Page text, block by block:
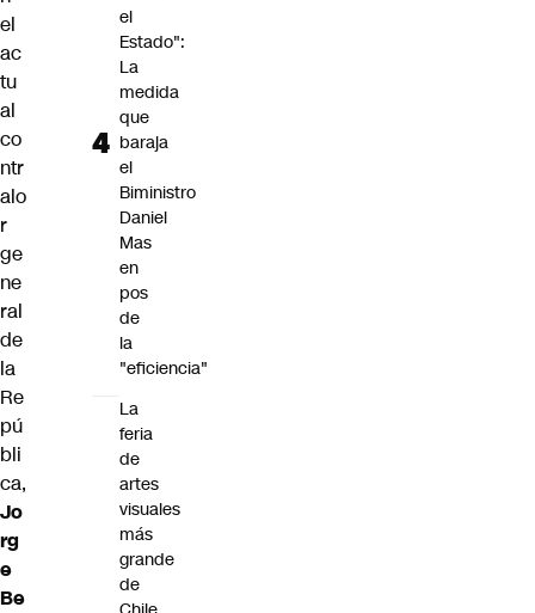
el
ac
tu
al
co
ntr
alo
r
ge
ne
ral
de
la
Re
pú
bli
ca,
Jo
rg
e
Be
el
Estado":
La
medida
que
baraja
el
Biministro
Daniel
Mas
en
pos
de
la
"eficiencia"
La
feria
de
artes
visuales
más
grande
de